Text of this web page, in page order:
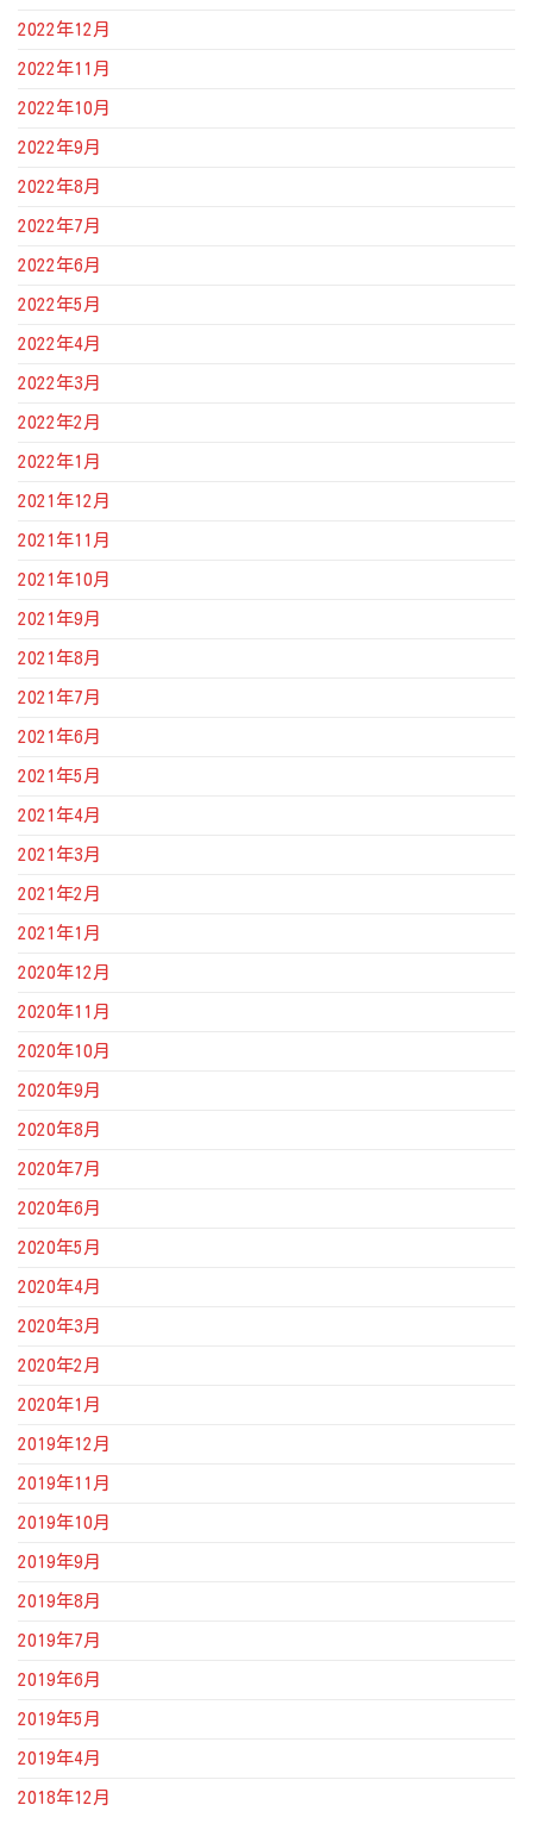
2022年12月
2022年11月
2022年10月
2022年9月
2022年8月
2022年7月
2022年6月
2022年5月
2022年4月
2022年3月
2022年2月
2022年1月
2021年12月
2021年11月
2021年10月
2021年9月
2021年8月
2021年7月
2021年6月
2021年5月
2021年4月
2021年3月
2021年2月
2021年1月
2020年12月
2020年11月
2020年10月
2020年9月
2020年8月
2020年7月
2020年6月
2020年5月
2020年4月
2020年3月
2020年2月
2020年1月
2019年12月
2019年11月
2019年10月
2019年9月
2019年8月
2019年7月
2019年6月
2019年5月
2019年4月
2018年12月